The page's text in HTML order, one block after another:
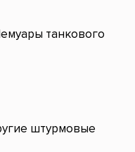
танкового
штурмовые